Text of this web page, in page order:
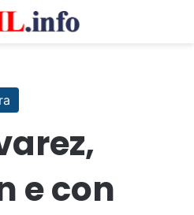
e con